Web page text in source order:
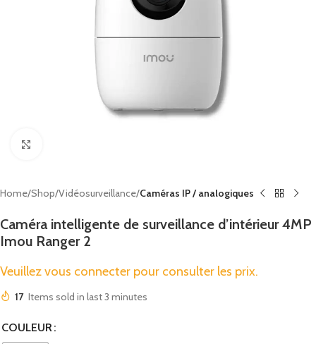
Home Shop Vidéosurveillance Caméras IP / analogiques
Caméra intelligente de surveillance d’intérieur 4MP
Imou Ranger 2
Veuillez vous connecter pour consulter les prix.
17 Items sold in last 3 minutes
COULEUR